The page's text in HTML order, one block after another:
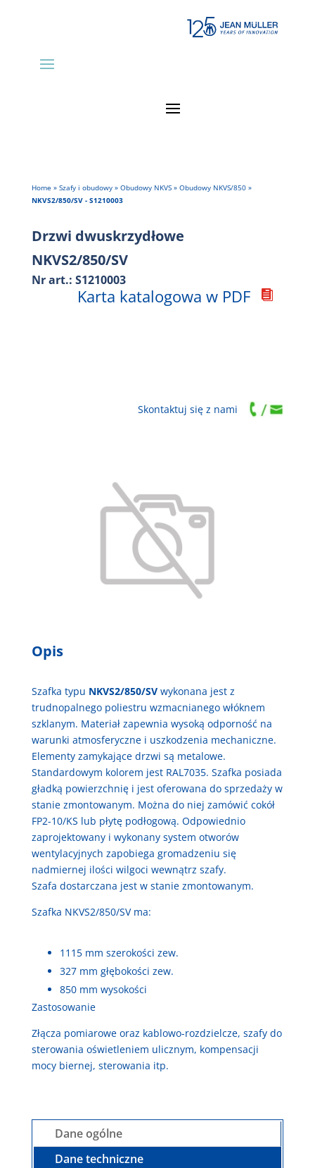
Home » Szafy i obudowy» Obudowy NKVS» Obudowy NKVS/850»
NKVS2/850/SV - S1210003
Drzwi dwuskrzydłowe
NKVS2/850/SV
Nr art.: S1210003

Karta katalogowa w PDF
Skontaktuj się z nami
Opis
Szafka typu NKVS2/850/SVwykonana jest z
trudnopalnego poliestru wzmacnianego włóknem
szklanym. Materiał zapewnia wysoką odporność na
warunki atmosferyczne i uszkodzenia mechaniczne.
Elementy zamykające drzwi są metalowe.
Standardowym kolorem jest RAL7035. Szafka posiada
gładką powierzchnię i jest oferowana do sprzedaży w
stanie zmontowanym. Można do niej zamówić cokół
FP2-10/KS lub płytę podłogową. Odpowiednio
zaprojektowany i wykonany system otworów
wentylacyjnych zapobiega gromadzeniu się
nadmiernej ilości wilgoci wewnątrz szafy.
Szafa dostarczana jest w stanie zmontowanym.
Szafka NKVS2/850/SV ma:
1115 mm szerokości zew.
327 mm głębokości zew.
850 mm wysokości
Zastosowanie
Złącza pomiarowe oraz kablowo-rozdzielcze, szafy do
sterowania oświetleniem ulicznym, kompensacji
mocy biernej, sterowania itp.
Dane ogólne
Dane techniczne